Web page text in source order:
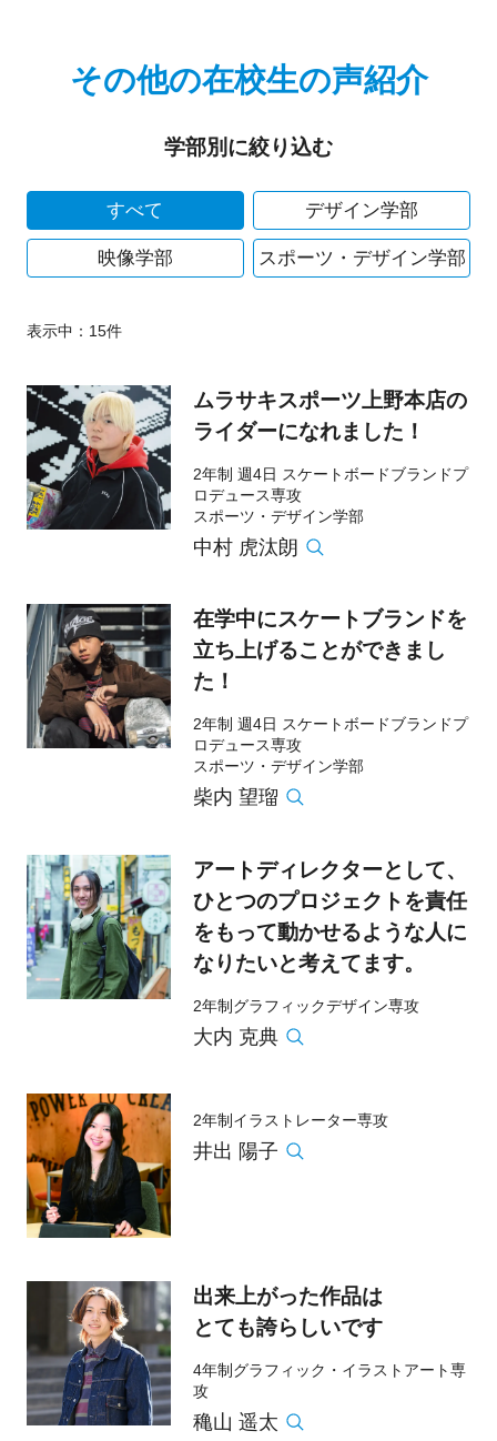
その他の在校生の声紹介
学部別に絞り込む
すべて デザイン学部
映像学部 スポーツ・デザイン学部
表示中： 15件
ムラサキスポーツ上野本店の
ライダーになれました！
2年制 週4日 スケートボードブランドプ
ロデュース専攻
スポーツ・デザイン学部
中村 虎汰朗
在学中にスケートブランドを
立ち上げることができまし
た！
2年制 週4日 スケートボードブランドプ
ロデュース専攻
スポーツ・デザイン学部
柴内 望瑠
アートディレクターとして、
ひとつのプロジェクトを責任
をもって動かせるような人に
なりたいと考えてます。
2年制グラフィックデザイン専攻
大内 克典
2年制イラストレーター専攻
井出 陽子
出来上がった作品は
とても誇らしいです
4年制グラフィック・イラストアート専
攻
穐山 遥太